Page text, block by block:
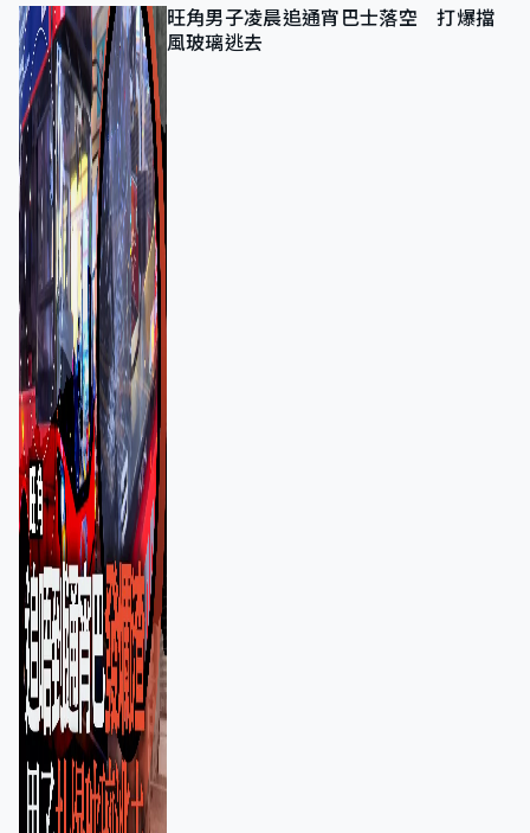
旺角男子凌晨追通宵巴士落空 打爆擋
風玻璃逃去